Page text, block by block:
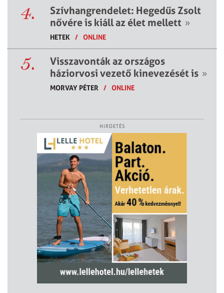
4.
Szívhangrendelet: Hegedűs Zsolt
nővére is kiáll az élet mellett »
HETEK / ONLINE
5.
Visszavonták az országos
háziorvosi vezető kinevezését is »
MORVAY PÉTER / ONLINE
HIRDETÉS